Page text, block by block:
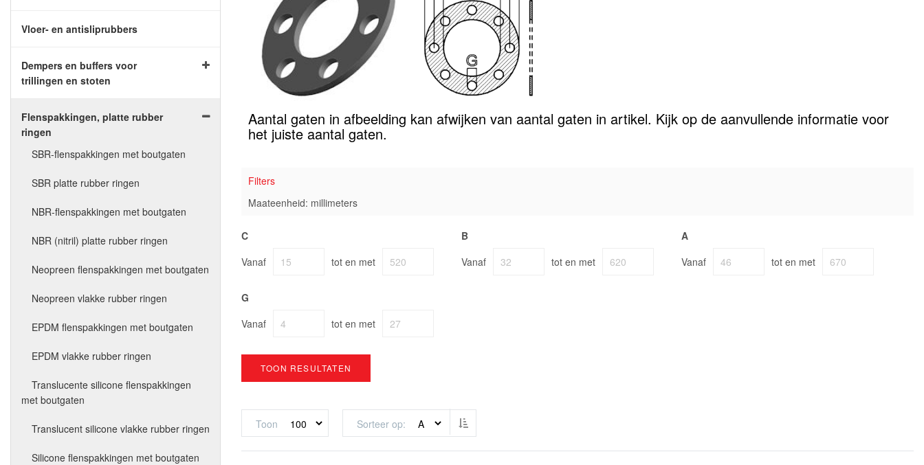
Aantal gaten in afbeelding kan afwijken van aantal gaten in artikel. Kijk op de aanvullende informatie voor
het juiste aantal gaten.
Filters
Maateenheid: millimeters
C
Vanaf
tot en met
B
Vanaf
tot en met
A
Vanaf
tot en met
G
Vanaf
tot en met
TOON RESULTATEN
Toon Sorteer op Van hoog naar laag sorteren
Vloer- en antisliprubbers
Dempers en buffers voor
trillingen en stoten
Flenspakkingen, platte rubber
ringen
SBR-flenspakkingen met boutgaten
SBR platte rubber ringen
NBR-flenspakkingen met boutgaten
NBR (nitril) platte rubber ringen
Neopreen flenspakkingen met boutgaten
Neopreen vlakke rubber ringen
EPDM flenspakkingen met boutgaten
EPDM vlakke rubber ringen
Translucente silicone flenspakkingen
met boutgaten
Translucent silicone vlakke rubber ringen
Silicone flenspakkingen met boutgaten